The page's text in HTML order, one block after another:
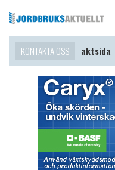
NYHETER
OPINION
KALENDER
KONTAKTA OSS
i kontakt? Kontaktsida